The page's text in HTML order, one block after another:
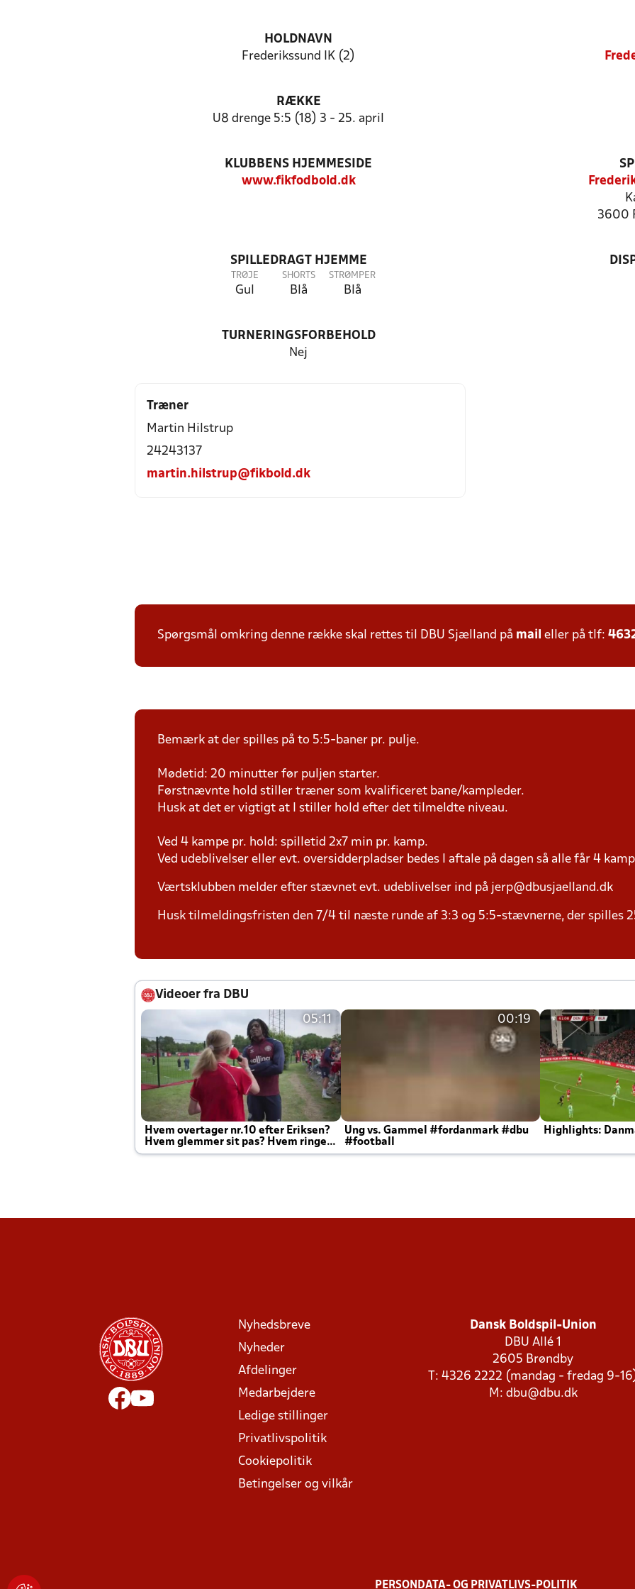
HOLDNAVN
Frederikssund IK (2)
RÆKKE
U8 drenge 5:5 (18) 3 - 25. april
KLUBBENS HJEMMESIDE
www.fikfodbold.dk
3600
SPILLEDRAGT HJEMME
TRØJE
Gul
SHORTS
Blå
STRØMPER
Blå
TURNERINGSFORBEHOLD
Nej
Træner
Martin Hilstrup
24243137
martin.hilstrup@fikbold.dk
Spørgsmål omkring denne række skal rettes til DBU Sjælland på mail eller på tlf:
Bemærk at der spilles på to 5:5-baner pr. pulje.
Mødetid: 20 minutter før puljen starter.
Førstnævnte hold stiller træner som kvalificeret bane/kampleder.
Husk at det er vigtigt at I stiller hold efter det tilmeldte niveau.
Ved 4 kampe pr. hold: spilletid 2x7 min pr. kamp.
Ved udeblivelser eller evt. oversidderpladser bedes I aftale på dagen så alle får 4
Værtsklubben melder efter stævnet evt. udeblivelser ind på jerp@dbusjaelland.dk
Husk tilmeldingsfristen den 7/4 til næste runde af 3:3 og 5:5-stævnerne, der spilles
Videoer fra DBU
05:11
Hvem overtager nr.10 efter Eriksen?
Hvem glemmer sit pas? Hvem ringer
Joachim altid til efter kampe?
00:19
Ung vs. Gammel #fordanmark #dbu
#football
Highlights:
Nyhedsbreve
Nyheder
Afdelinger
Medarbejdere
Ledige stillinger
Privatlivspolitik
Cookiepolitik
Betingelser og vilkår
Dansk Boldspil-Union
DBU Allé 1
2605 Brøndby
T: 4326 2222 (mandag - fredag 9-
M: dbu@dbu.dk
PERSONDATA- OG PRIVATLIVS-POLITIK